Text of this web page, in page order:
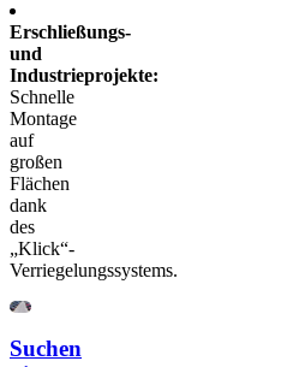
Erschließungs-
und
Industrieprojekte:
Schnelle
Montage
auf
großen
Flächen
dank
des
„Klick“-
Verriegelungssystems.
Suchen